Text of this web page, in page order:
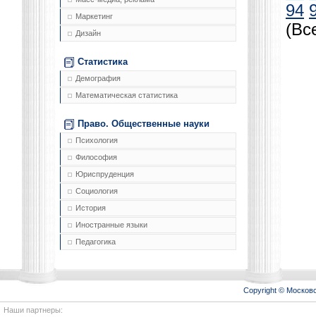
Маркетинг
Дизайн
Статистика
Демография
Математическая статистика
Право. Общественные науки
Психология
Философия
Юриспруденция
Социология
История
Иностранные языки
Педагогика
94
Copyright ©
Наши партнеры: